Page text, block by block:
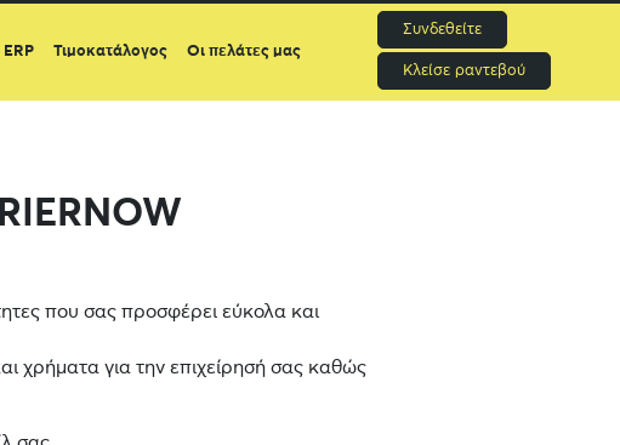
Τιμοκατάλογος Οι πελάτες μας
Συνδεθείτε
Κλείσε ραντεβού
που σας προσφέρει εύκολα και
χρήματα για την επιχείρησή σας καθώς